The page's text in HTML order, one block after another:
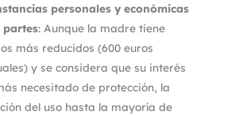
personales y económicas
partes: Aunque la madre tiene
más reducidos (600 euros
y se considera que su interés
necesitado de protección, la
del uso hasta la mayoría de